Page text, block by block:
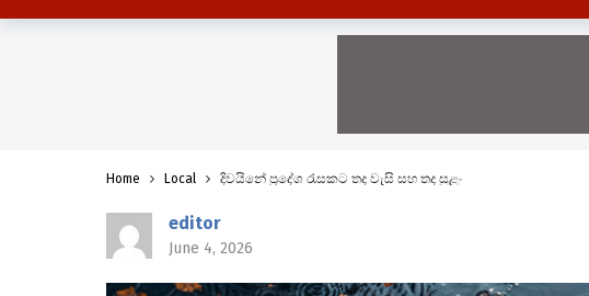
Home Local දිවයිනේ ප්‍රදේශ රැසකට තද වැසි සහ තද සුළං
editor
June 4, 2026